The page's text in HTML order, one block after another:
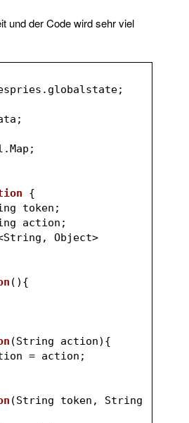
und der Code wird sehr viel
{
token;
action;
Object>
() {
(String action) {
= action;
(String token, String